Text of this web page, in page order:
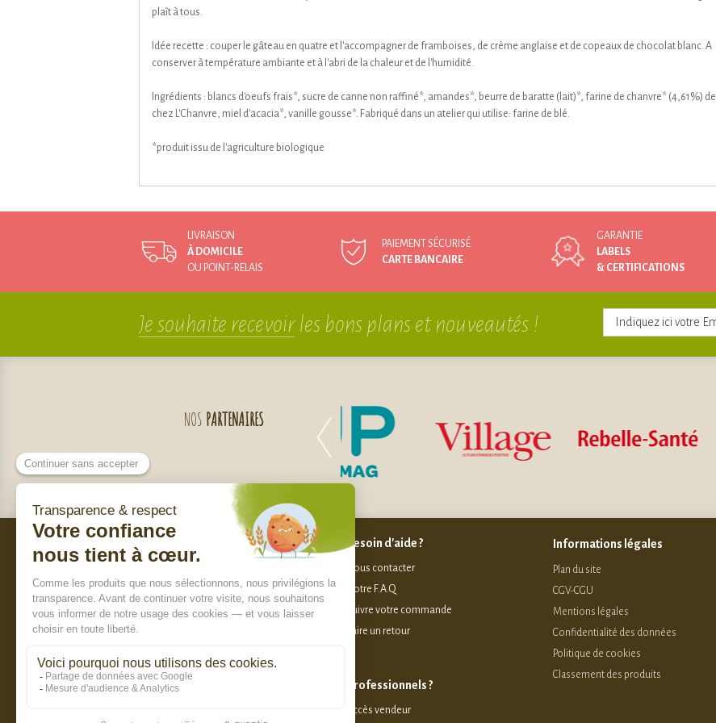
plaît à tous.
Idée recette : couper le gâteau en quatre et l'accompagner de framboises, de crème anglaise et de copeaux de chocolat blanc. A
conserver à température ambiante et à l'abri de la chaleur et de l'humidité.
Ingrédients : blancs d'oeufs frais*, sucre de canne non raffiné*, amandes*, beurre de baratte (lait)*, farine de chanvre* (4,61%) de
chez L'Chanvre, miel d'acacia*, vanille gousse*. Fabriqué dans un atelier qui utilise: farine de blé.
*produit issu de l'agriculture biologique
LIVRAISON
À DOMICILE
OU POINT-RELAIS
PAIEMENT SÉCURISÉ
CARTE BANCAIRE
GARANTIE
LABELS
& CERTIFICATIONS
Je souhaite recevoirles bons plans et nouveautés !
NOS PARTENAIRES
Charte de sélection des produits
Nos labels
Besoin d'aide ?
Nous contacter
Notre F.A.Q
Suivre votre commande
Faire un retour
Professionnels ?
Accès vendeur
Informations légales
Plan du site
CGV-CGU
Mentions légales
Confidentialité des données
Politique de cookies
Classement des produits